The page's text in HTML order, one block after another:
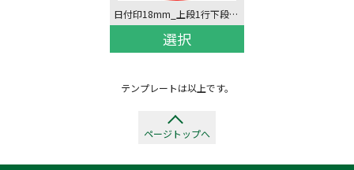
日付印18mm_上段1行下段1行
選択
テンプレートは以上です。
ページトップへ